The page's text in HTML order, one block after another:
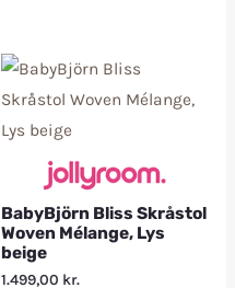
BabyBjörn Bliss Skråstol
Woven Mélange, Lys
beige
1.499,00 kr.